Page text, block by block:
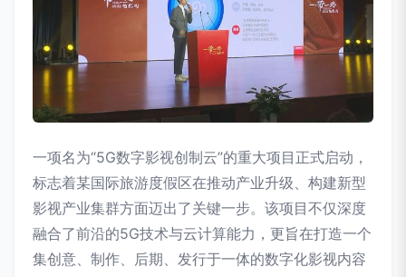
一项名为“5G数字影视创制云”的重大项目正式启动，
标志着某国际旅游度假区在推动产业升级、构建新型
影视产业集群方面迈出了关键一步。该项目不仅深度
融合了前沿的5G技术与云计算能力，更旨在打造一个
集创意、制作、后期、发行于一体的数字化影视内容